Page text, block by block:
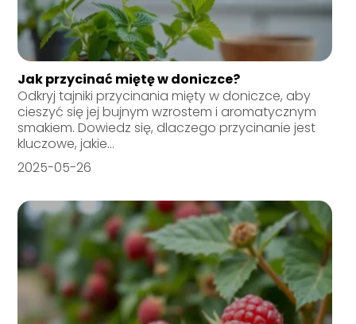
Jak przycinać miętę w doniczce?
Odkryj tajniki przycinania mięty w doniczce, aby
cieszyć się jej bujnym wzrostem i aromatycznym
smakiem. Dowiedz się, dlaczego przycinanie jest
kluczowe, jakie...
2025-05-26